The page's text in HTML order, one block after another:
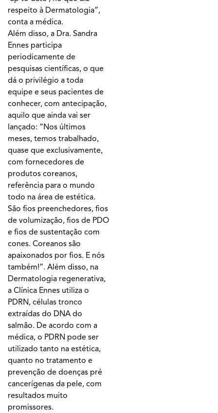
respeito à Dermatologia”,
conta a médica.
Além disso, a Dra. Sandra
Ennes participa
periodicamente de
pesquisas científicas, o que
dá o privilégio a toda
equipe e seus pacientes de
conhecer, com antecipação,
aquilo que ainda vai ser
lançado: “Nos últimos
meses, temos trabalhado,
quase que exclusivamente,
com fornecedores de
produtos coreanos,
referência para o mundo
todo na área de estética.
São fios preenchedores, fios
de volumização, fios de PDO
e fios de sustentação com
cones. Coreanos são
apaixonados por fios. E nós
também!”. Além disso, na
Dermatologia regenerativa,
a Clínica Ennes utiliza o
PDRN, células tronco
extraídas do DNA do
salmão. De acordo com a
médica, o PDRN pode ser
utilizado tanto na estética,
quanto no tratamento e
prevenção de doenças pré
cancerígenas da pele, com
resultados muito
promissores.